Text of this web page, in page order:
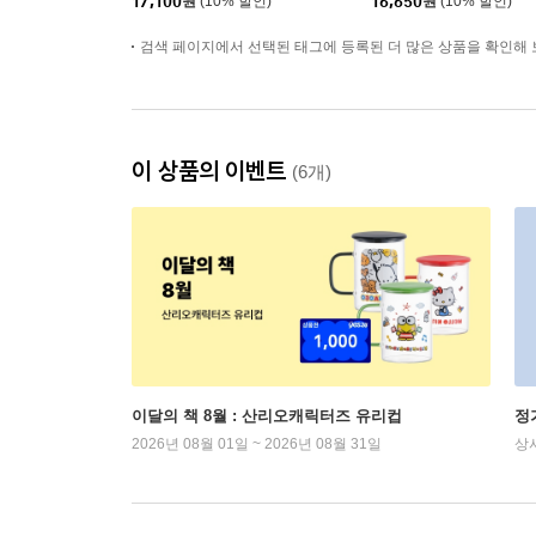
검색 페이지에서 선택된 태그에 등록된 더 많은 상품을 확인해
이 상품의 이벤트 (6개)
이달의 책 8월 : 산리오캐릭터즈 유리컵
2026년 08월 01일 ~ 2026년 08월 31일
정
상